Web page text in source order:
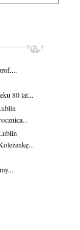
80 lat...